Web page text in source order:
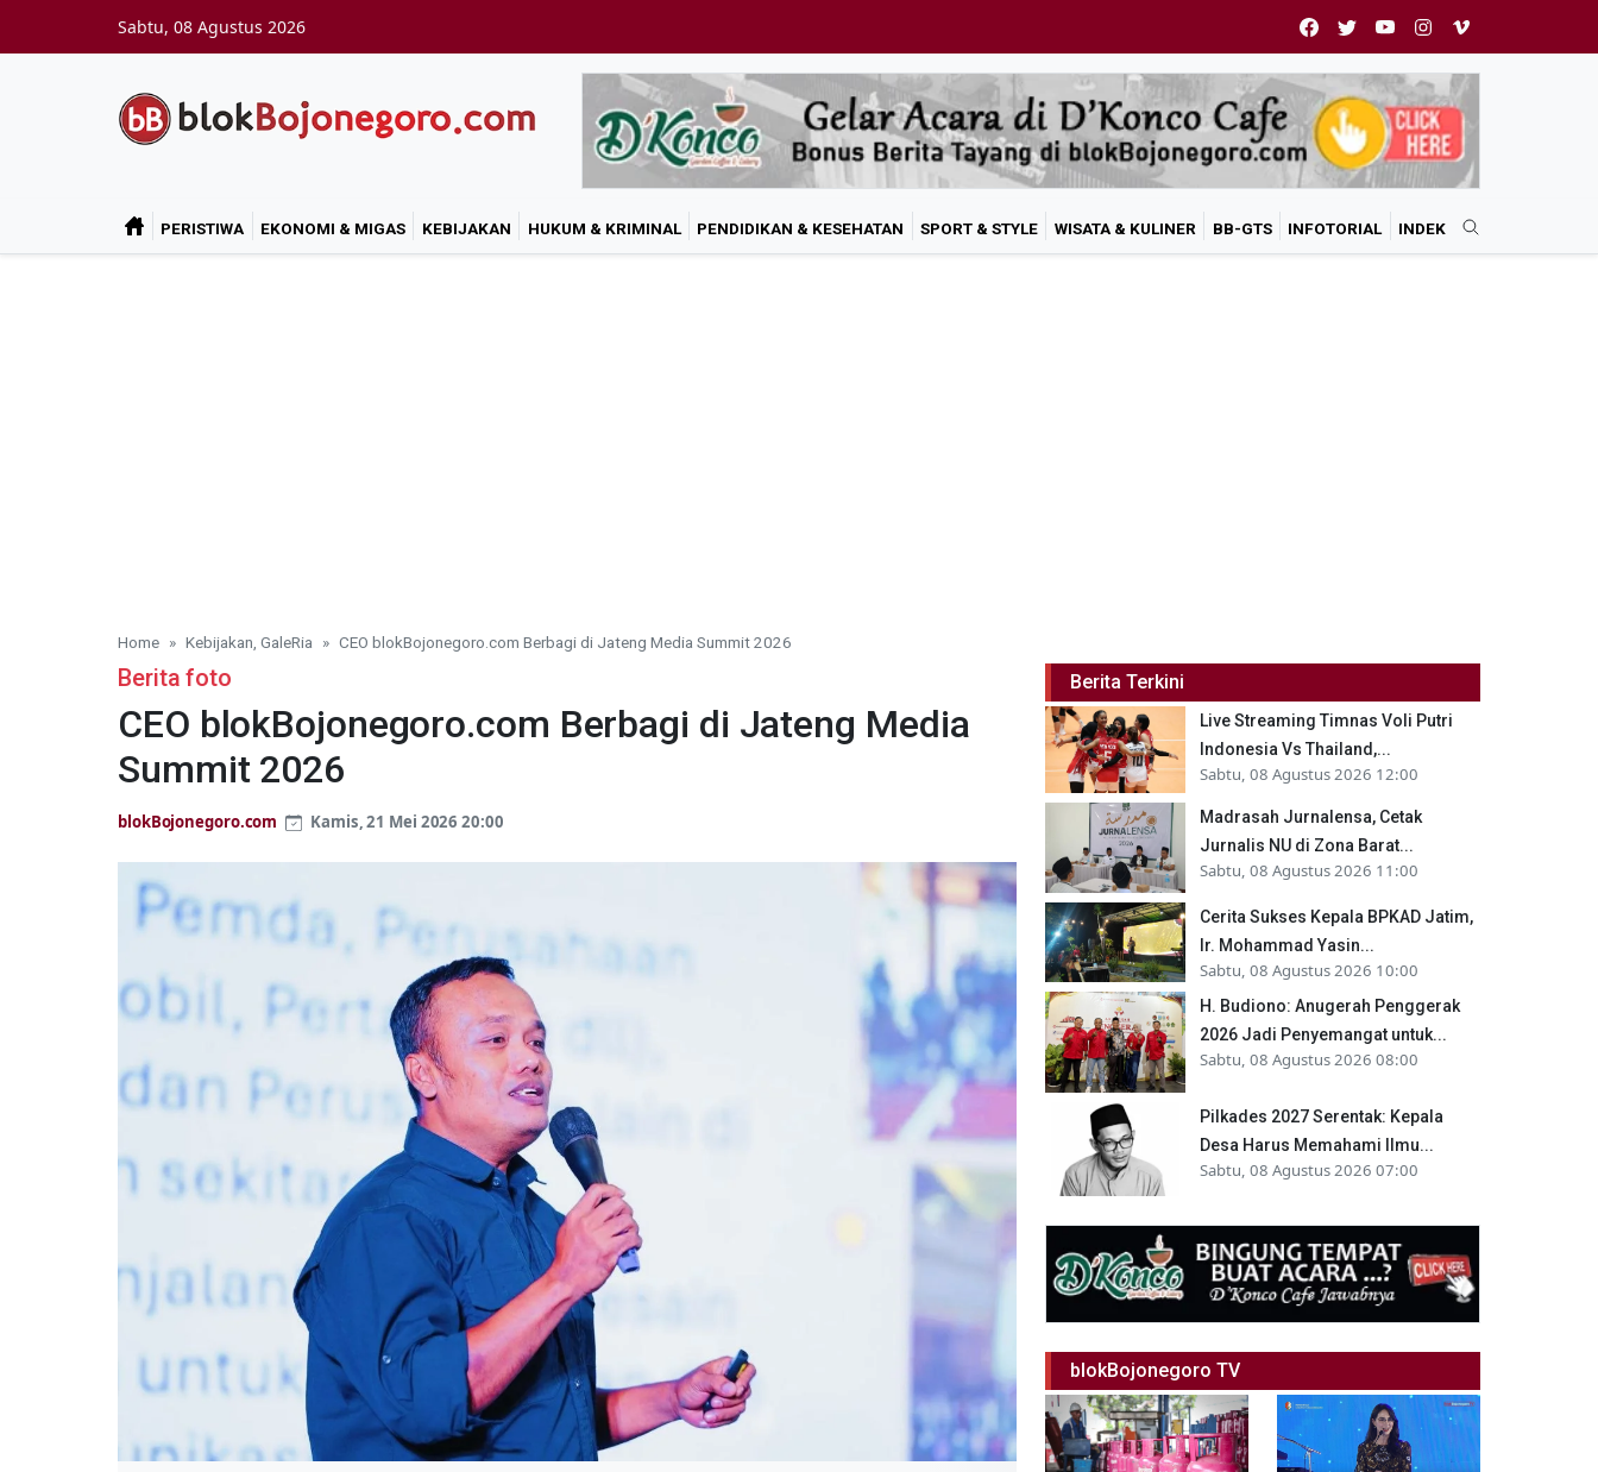
Sabtu, 08 Agustus 2026
PERISTIWA EKONOMI & MIGAS KEBIJAKAN HUKUM & KRIMINAL PENDIDIKAN & KESEHATAN SPORT & STYLE WISATA & KULINER BB-GTS INFOTORIAL INDEK
Home Kebijakan, GaleRia CEO blokBojonegoro.com Berbagi di Jateng Media Summit 2026
Berita foto
CEO blokBojonegoro.com Berbagi di Jateng Media
Summit 2026
blokBojonegoro.com Kamis, 21 Mei 2026 20:00
Berita Terkini
Live Streaming Timnas Voli Putri
Indonesia Vs Thailand,...
Sabtu, 08 Agustus 2026 12:00
Madrasah Jurnalensa, Cetak
Jurnalis NU di Zona Barat...
Sabtu, 08 Agustus 2026 11:00
Cerita Sukses Kepala BPKAD Jatim,
Ir. Mohammad Yasin...
Sabtu, 08 Agustus 2026 10:00
H. Budiono: Anugerah Penggerak
2026 Jadi Penyemangat untuk...
Sabtu, 08 Agustus 2026 08:00
Pilkades 2027 Serentak: Kepala
Desa Harus Memahami Ilmu...
Sabtu, 08 Agustus 2026 07:00
blokBojonegoro TV